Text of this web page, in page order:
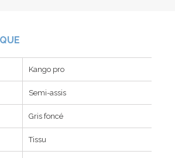
Kango pro
Semi-assis
Gris foncé
Tissu